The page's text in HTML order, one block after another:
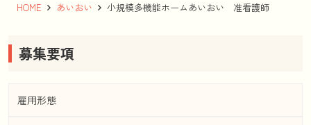
HOME あいおい 小規模多機能ホームあいおい 准看護師
募集要項
雇用形態